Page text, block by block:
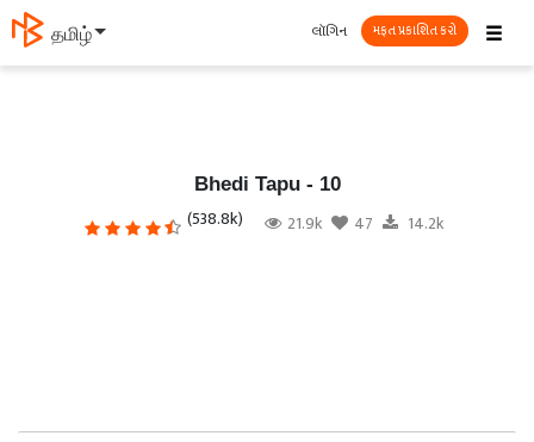
தமிழ் ☰
લૉગિન મફત પ્રકાશિત કરો
Bhedi Tapu - 10
(538.8k) 21.9k 47 14.2k